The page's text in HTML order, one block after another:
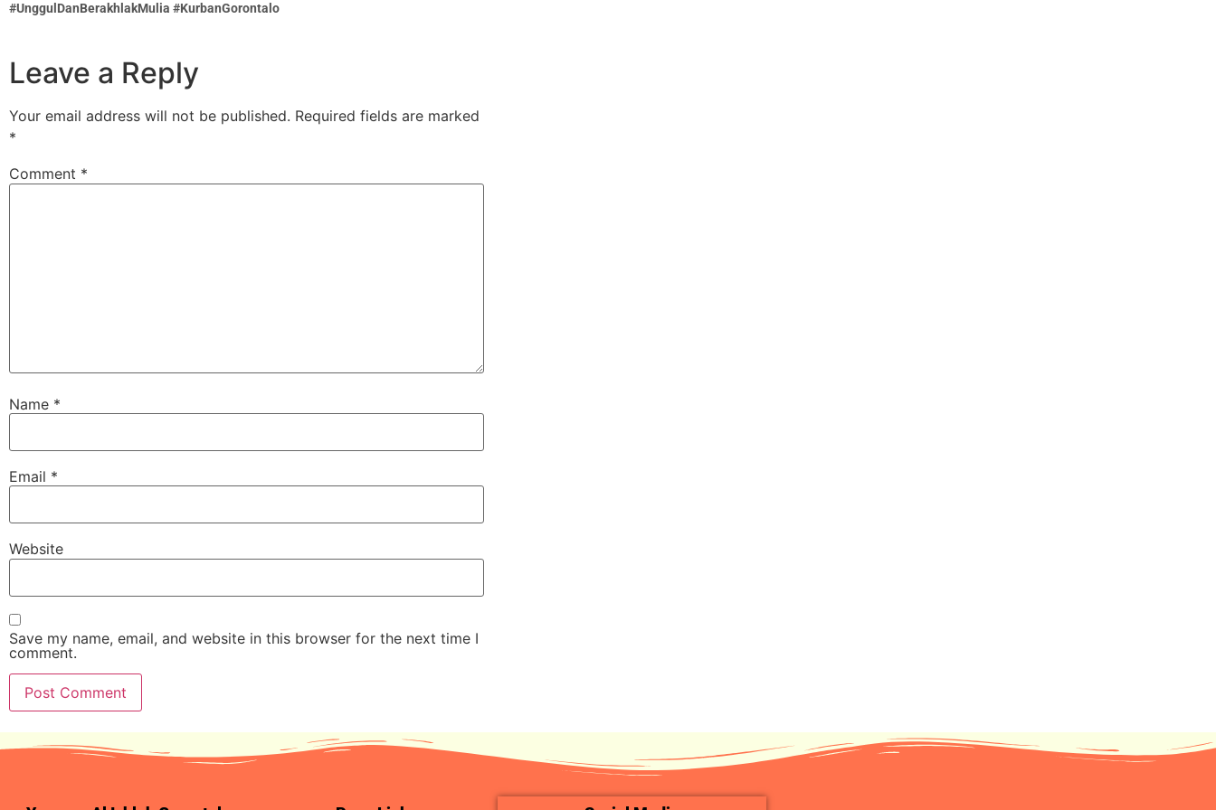
#UnggulDanBerakhlakMulia #KurbanGorontalo
Leave a Reply
Your email address will not be published. Required fields are marked
*
Comment *
Name *
Email *
Website
Save my name, email, and website in this browser for the next time I
comment.